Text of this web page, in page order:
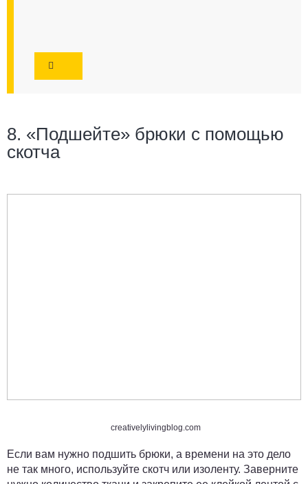
8. «Подшейте» брюки с помощью
скотча
creativelylivingblog.com
Если вам нужно подшить брюки, а времени на это дело
не так много, используйте скотч или изоленту. Заверните